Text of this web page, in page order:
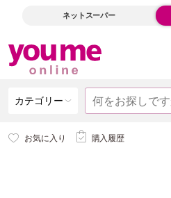
ネットスーパー
カテゴリー
お気に入り 購入履歴